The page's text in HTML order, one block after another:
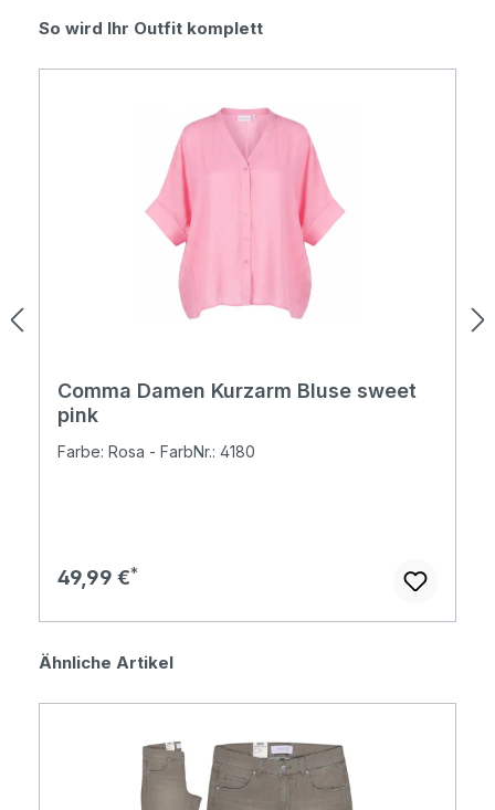
Produktgalerie überspringen
So wird Ihr Outfit komplett
Comma Damen Kurzarm Bluse sweet
pink
Farbe: Rosa - FarbNr.: 4180
Regulärer Preis:
49,99 €
Produktgalerie überspringen
Ähnliche Artikel